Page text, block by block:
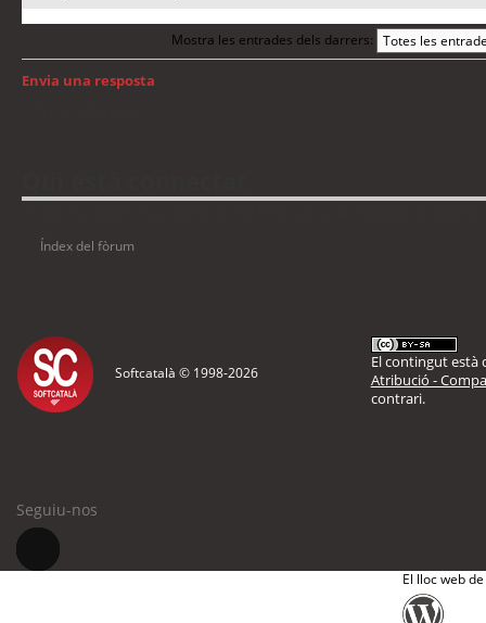
Mostra les entrades dels darrers:
Envia una resposta
Índex del fòrum
Softcatalà © 1998-2026
El contingut està
Atribució -
contrari.
Seguiu-nos
El lloc web